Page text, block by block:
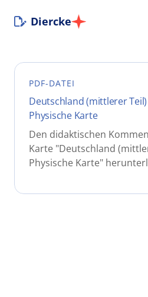
Diercke
PDF-DATEI
Deutschland (mittlerer
Physische Karte
Den didaktischen
Karte "Deutschland
Physische Karte"